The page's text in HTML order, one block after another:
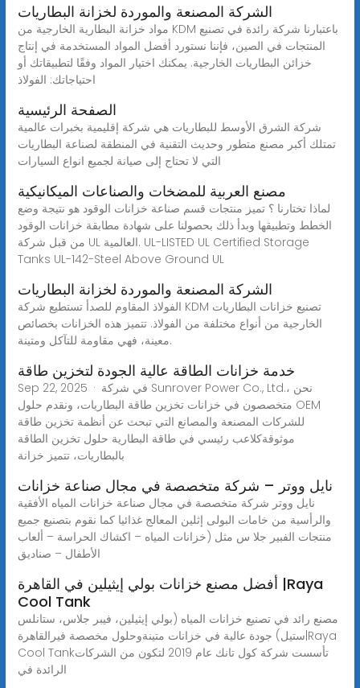
الشركة المصنعة والموردة لخزانة البطاريات
مواد خزانة البطارية الخارجية من KDM باعتبارنا شركة رائدة في تصنيع
المنتجات في الصين، فإننا نستورد أفضل المواد المستخدمة في إنتاج
خزائن البطاريات الخارجية. يمكنك اختيار المواد وفقًا لتطبيقاتك أو
احتياجاتك: الفولاذ
الصفحة الرئيسية
شركة الشرق الأوسط للبطاريات هي شركة إقليمية بخبرات عالمية
تمتلك أكبر مصنع متطور وحديث التقنية في المنطقة لصناعة البطاريات
التي لا تحتاج إلى صيانة لجميع انواع السيارات
مصنع العربية للمضخات والصناعات الميكانيكية
لماذا تختارنا ؟ تميز منتجات قسم صناعة خزانات الوقود هو نتيجة وضع
الخطط وتطبيقها وبدأ ذلك بحصولنا على شهادة مطابقة خزانات الوقود
من قبل شركة UL العالمية. UL-LISTED UL Certified Storage
Tanks UL-142-Steel Above Ground UL
الشركة المصنعة والموردة لخزانة البطاريات
الفولاذ المقاوم للصدأ تستطيع شركة KDM تصنيع خزانات البطاريات
الخارجية من أنواع مختلفة من الفولاذ. تتميز هذه الخزانات بخصائص
معينة، فهي مقاومة للتآكل ومتينة.
خدمة خزانات الطاقة عالية الجودة لتخزين طاقة
Sep 22, 2025 · في شركة Sunrover Power Co., Ltd.، نحن
متخصصون في خزانات تخزين طاقة البطاريات، ونقدم حلول OEM
للشركات المصنعة والمصانع التي تبحث عن أنظمة تخزين طاقة
موثوقةكلاعب رئيسي في طاقة البطارية حلول تخزين الطاقة
بالبطاريات، تتميز خزانة
نايل ووتر – شركة متخصصة في مجال صناعة خزانات
نايل ووتر شركة متخصصة في مجال صناعة خزانات المياه الأفقية
والرأسية من خامات البولى إثلين المعالج غذائيا كما نقوم بتصنيع جميع
منتجات الفبير جلا س مثل (خزانات المياه – اكشاك الحراسة – ألعاب
الأطفال – صناديق
أفضل مصنع خزانات بولي إيثيلين في القاهرة |Raya
Cool Tank
مصنع رائد في تصنيع خزانات المياه (بولي إيثيلين، فيبر جلاس، ستانلس
ستيل) جودة عالية في خزانات متينةوحلول مخصصة فيرالقاهرة|Raya
Cool Tankتأسست شركة كول تانك عام 2019 لتكون من الشركات
الرائدة في